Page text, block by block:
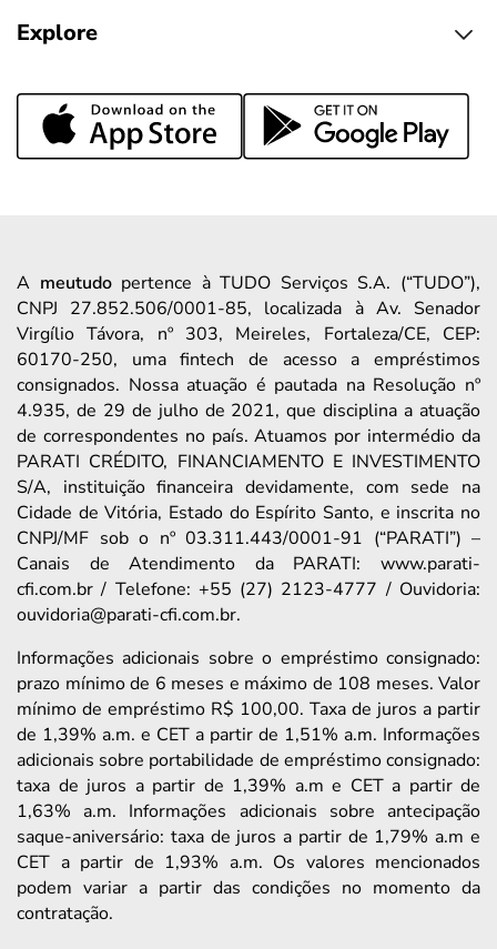
Explore
A meutudopertence à TUDO Serviços S.A. (“TUDO”),
CNPJ 27.852.506/0001-85, localizada à Av. Senador
Virgílio Távora, nº 303, Meireles, Fortaleza/CE, CEP:
60170-250, uma fintech de acesso a empréstimos
consignados. Nossa atuação é pautada na Resolução nº
4.935, de 29 de julho de 2021, que disciplina a atuação
de correspondentes no país. Atuamos por intermédio da
PARATI CRÉDITO, FINANCIAMENTO E INVESTIMENTO
S/A, instituição financeira devidamente, com sede na
Cidade de Vitória, Estado do Espírito Santo, e inscrita no
CNPJ/MF sob o nº 03.311.443/0001-91 (“PARATI”) –
Canais de Atendimento da PARATI: www.parati-
cfi.com.br / Telefone: +55 (27) 2123-4777 / Ouvidoria:
ouvidoria@parati-cfi.com.br.
Informações adicionais sobre o empréstimo consignado:
prazo mínimo de 6 meses e máximo de 108 meses. Valor
mínimo de empréstimo R$ 100,00. Taxa de juros a partir
de 1,39% a.m. e CET a partir de 1,51% a.m. Informações
adicionais sobre portabilidade de empréstimo consignado:
taxa de juros a partir de 1,39% a.m e CET a partir de
1,63% a.m. Informações adicionais sobre antecipação
saque-aniversário: taxa de juros a partir de 1,79% a.m e
CET a partir de 1,93% a.m. Os valores mencionados
podem variar a partir das condições no momento da
contratação.